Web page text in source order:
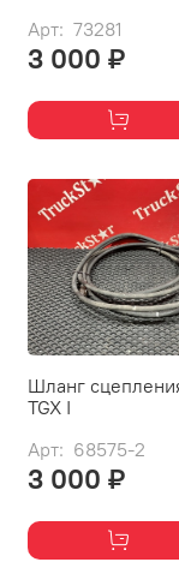
Арт: 73281
3 000 ₽
Шланг
TGX I
Арт: 68575-2
3 000 ₽